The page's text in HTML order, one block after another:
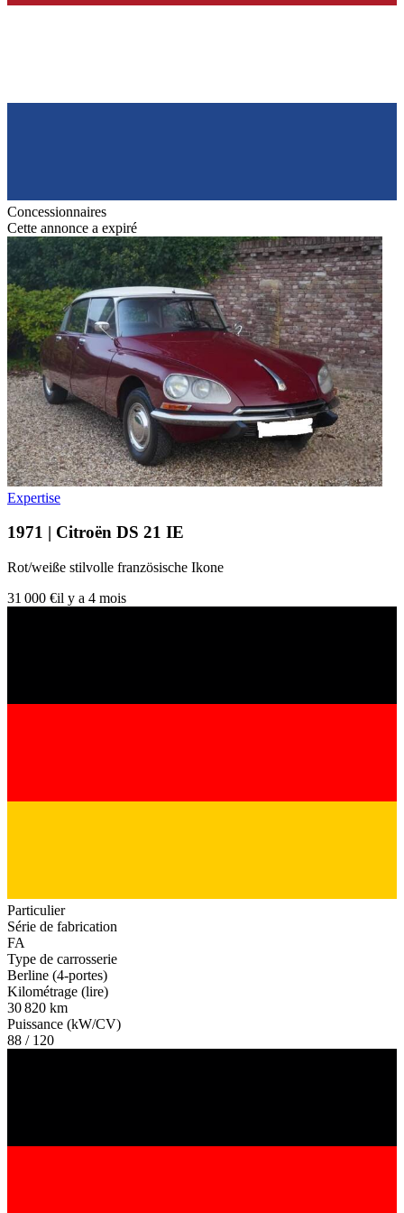
Concessionnaires
Cette annonce a expiré
Expertise
1971 | Citroën DS 21 IE
Rot/weiße stilvolle französische Ikone
31 000 €il y a 4 mois
Particulier
Série de fabrication
FA
Type de carrosserie
Berline (4-portes)
Kilométrage (lire)
30 820 km
Puissance (kW/CV)
88 / 120